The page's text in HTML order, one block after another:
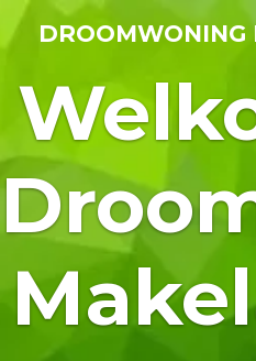
Ga
naar
de
hoofdinhoud